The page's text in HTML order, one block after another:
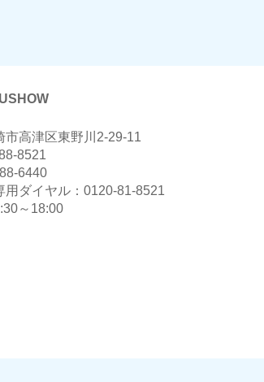
市高津区東野川2-29-11
8521
6440
用ダイヤル：0120-81-8521
～18:00